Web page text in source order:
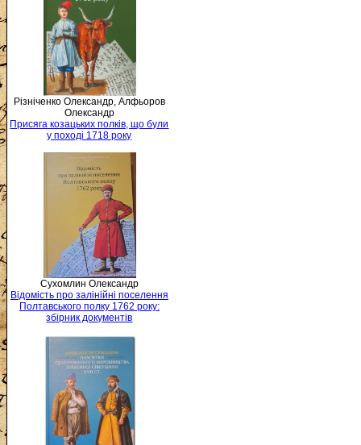
Різніченко Олександр, Алфьоров
Олександр
Присяга козацьких полків, що були
у поході 1718 року
Сухомлин Олександр
Відомість про залінійні поселення
Полтавського полку 1762 року:
збірник документів